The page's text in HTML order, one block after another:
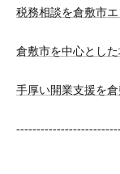
税務相談を倉敷市
倉敷市を中心とし
手厚い開業支援を